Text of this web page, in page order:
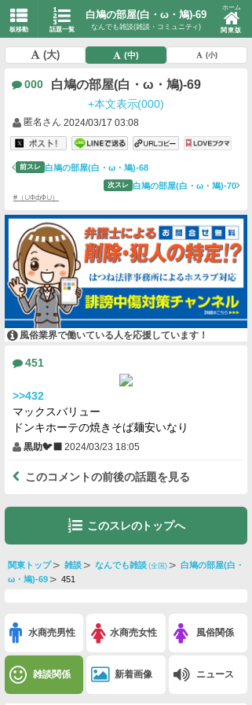
板移動 話題一覧
白鳩の部屋(白・ω・鳩)-69
なんでも雑談(雑談・コミュニティ)
ホーム
関東版
(大) (中) (小)
000 白鳩の部屋(白・ω・鳩)-69
+本文表示(000)
匿名さん 2024/03/17 03:08
前スレ 白鳩の部屋(白・ω・鳩)-68
次スレ 白鳩の部屋(白・ω・鳩)-70
#（∪ФфФ∪）
風俗業界で働いている人を応援しています！
451
>>432
マックスバリュー
ドンキホーテの焼きそば麺安いなり
黒助🐦‍⬛ 2024/03/23 18:05
このコメントの前後の話題を見る
このスレのトップへ
関東トップ 雑談 なんでも雑談 (全国) 白鳩の部屋(白・
ω・鳩)-69 451
水商売男性 水商売女性 風俗関係
雑談関係 新着画像 ニュース